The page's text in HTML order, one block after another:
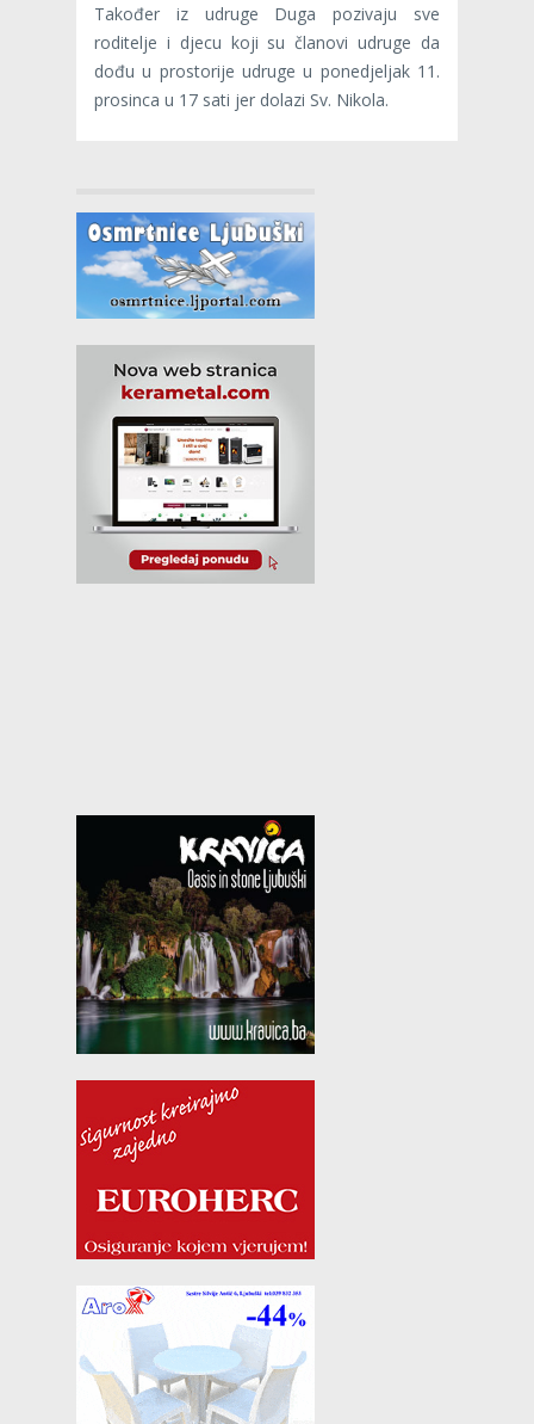
Također iz udruge Duga pozivaju sve
roditelje i djecu koji su članovi udruge da
dođu u prostorije udruge u ponedjeljak 11.
prosinca u 17 sati jer dolazi Sv. Nikola.